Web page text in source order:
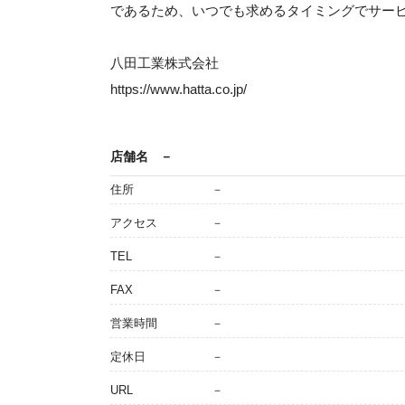
であるため、いつでも求めるタイミングでサー
八田工業株式会社
https://www.hatta.co.jp/
店舗名 －
住所 －
アクセス －
TEL －
FAX －
営業時間 －
定休日 －
URL －